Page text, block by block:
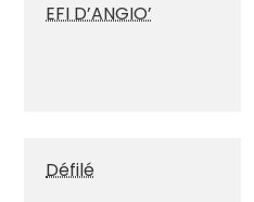
EFI D’ANGIO’
Défilé